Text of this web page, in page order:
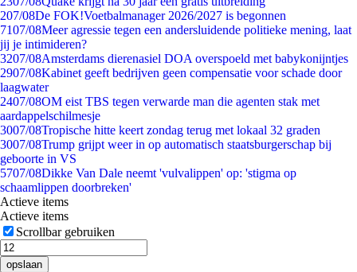
207/08De FOK!Voetbalmanager 2026/2027 is begonnen
7107/08Meer agressie tegen een andersluidende politieke mening, laat
jij je intimideren?
3207/08Amsterdams dierenasiel DOA overspoeld met babykonijntjes
2907/08Kabinet geeft bedrijven geen compensatie voor schade door
laagwater
2407/08OM eist TBS tegen verwarde man die agenten stak met
aardappelschilmesje
3007/08Tropische hitte keert zondag terug met lokaal 32 graden
3007/08Trump grijpt weer in op automatisch staatsburgerschap bij
geboorte in VS
5707/08Dikke Van Dale neemt 'vulvalippen' op: 'stigma op
schaamlippen doorbreken'
Actieve items
Actieve items
Scrollbar gebruiken
opslaan